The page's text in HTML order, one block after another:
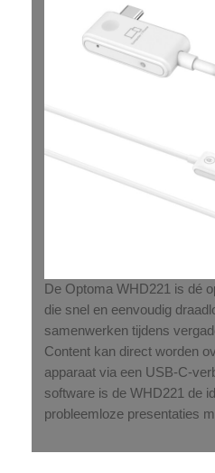
De Optoma WHD221 is dé
die snel en eenvoudig
samenwerken tijdens
Content kan direct worden
apparaat via een USB-C-
software is de WHD221 de
probleemloze presentaties